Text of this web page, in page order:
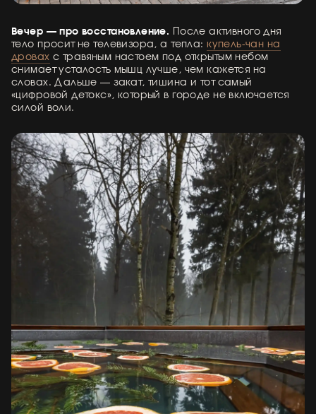
Вечер — про восстановление. После активного дня
тело просит не телевизора, а тепла: купель-чан на
дровах с травяным настоем под открытым небом
снимает усталость мышц лучше, чем кажется на
словах. Дальше — закат, тишина и тот самый
«цифровой детокс», который в городе не включается
силой воли.